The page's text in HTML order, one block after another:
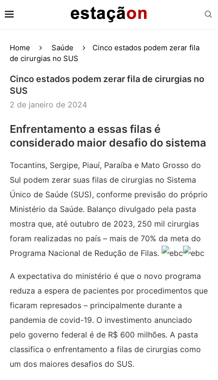
Home Saúde
Cinco estados podem zerar fila
de cirurgias no SUS
Cinco estados podem zerar fila de cirurgias no
SUS
2 de janeiro de 2024
Enfrentamento a essas filas é
considerado maior desafio do sistema
Tocantins, Sergipe, Piauí, Paraíba e Mato Grosso do
Sul podem zerar suas filas de cirurgias no Sistema
Único de Saúde (SUS), conforme previsão do próprio
Ministério da Saúde. Balanço divulgado pela pasta
mostra que, até outubro de 2023, 250 mil cirurgias
foram realizadas no país – mais de 70% da meta do
Programa Nacional de Redução de Filas.
A expectativa do ministério é que o novo programa
reduza a espera de pacientes por procedimentos que
ficaram represados – principalmente durante a
pandemia de covid-19. O investimento anunciado
pelo governo federal é de R$ 600 milhões. A pasta
classifica o enfrentamento a filas de cirurgias como
um dos maiores desafios do SUS.